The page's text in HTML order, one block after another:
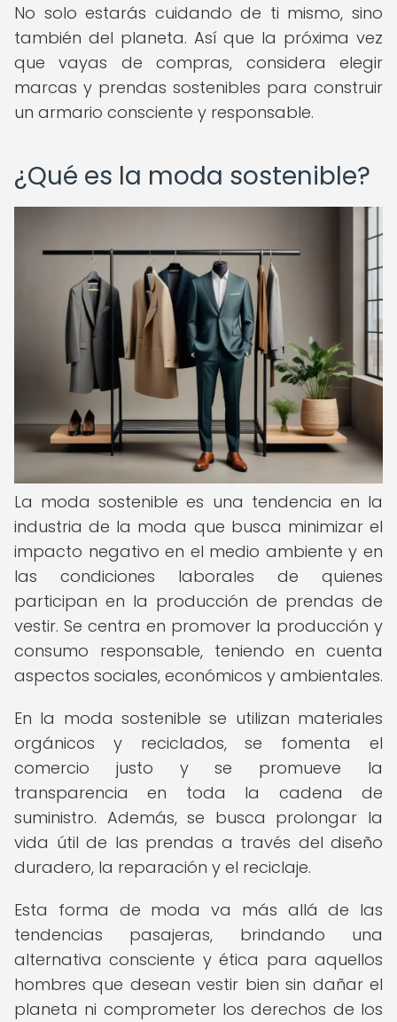
No solo estarás cuidando de ti mismo, sino
también del planeta. Así que la próxima vez
que vayas de compras, considera elegir
marcas y prendas sostenibles para construir
un armario consciente y responsable.
¿Qué es la moda sostenible?
La moda sostenible es una tendencia en la
industria de la moda que busca minimizar el
impacto negativo en el medio ambiente y en
las condiciones laborales de quienes
participan en la producción de prendas de
vestir. Se centra en promover la producción y
consumo responsable, teniendo en cuenta
aspectos sociales, económicos y ambientales.
En la moda sostenible se utilizan materiales
orgánicos y reciclados, se fomenta el
comercio justo y se promueve la
transparencia en toda la cadena de
suministro. Además, se busca prolongar la
vida útil de las prendas a través del diseño
duradero, la reparación y el reciclaje.
Esta forma de moda va más allá de las
tendencias pasajeras, brindando una
alternativa consciente y ética para aquellos
hombres que desean vestir bien sin dañar el
planeta ni comprometer los derechos de los